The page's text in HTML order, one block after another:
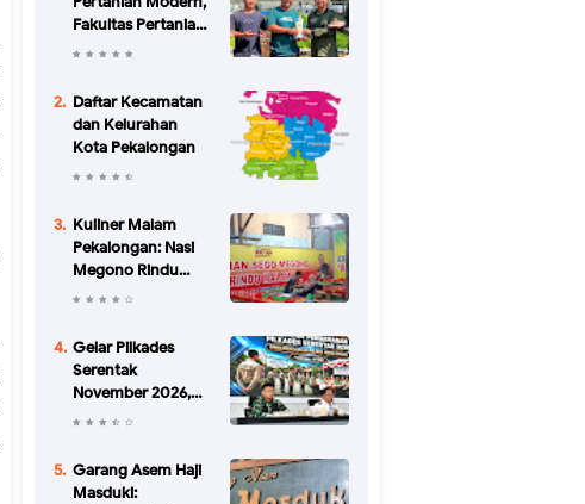
Fakultas Pertanian
Unikal Gandeng
Farm Semarang
Daftar Kecamatan
dan Kelurahan
Kota Pekalongan
Kuliner Malam
Pekalongan: Nasi
Megono Rindu
Malam di Jalan
yang Bikin Kangen
Gelar Pilkades
Serentak
November 2026,
Pemkab
Petakan Potensi
Konflik di 34 Desa
Garang Asem Haji
Masduki: